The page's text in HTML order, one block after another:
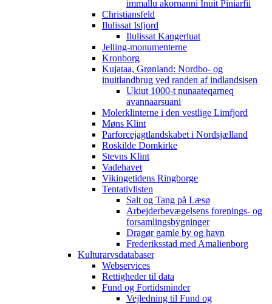
immallu akornanni Inuit Piniarfii
Christiansfeld
Ilulissat Isfjord
Ilulissat Kangerluat
Jelling-monumenterne
Kronborg
Kujataa, Grønland: Nordbo- og
inuitlandbrug ved randen af indlandsisen
Ukiut 1000-t nunaateqarneq
avannaarsuani
Molerklinterne i den vestlige Limfjord
Møns Klint
Parforcejagtlandskabet i Nordsjælland
Roskilde Domkirke
Stevns Klint
Vadehavet
Vikingetidens Ringborge
Tentativlisten
Salt og Tang på Læsø
Arbejderbevægelsens forenings- og
forsamlingsbygninger
Dragør gamle by og havn
Frederiksstad med Amalienborg
Kulturarvsdatabaser
Webservices
Rettigheder til data
Fund og Fortidsminder
Vejledning til Fund og